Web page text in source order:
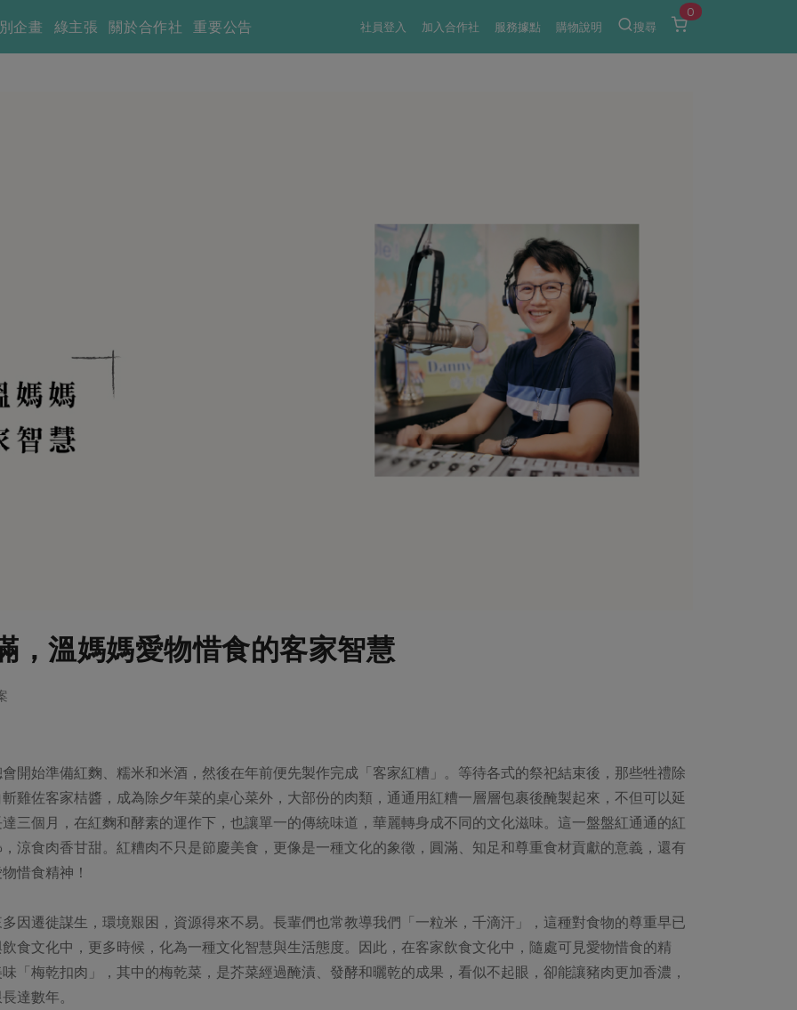
社員登入 加入合作社 服務據點 購物說明 搜尋
0
企畫 綠主張 關於合作社 重要公告
，溫媽媽愛物惜食的客家智慧
開始準備紅麴、糯米和米酒，然後在年前便先製作完成「客家紅糟」。等待各式的祭祀結束後，那些牲禮除
雞佐客家桔醬，成為除夕年菜的桌心菜外，大部份的肉類，通通用紅糟一層層包裹後醃製起來，不但可以延
三個月，在紅麴和酵素的運作下，也讓單一的傳統味道，華麗轉身成不同的文化滋味。這一盤盤紅通通的紅
涼食肉香甘甜。紅糟肉不只是節慶美食，更像是一種文化的象徵，圓滿、知足和尊重食材貢獻的意義，還有
惜食精神！
因遷徙謀生，環境艱困，資源得來不易。長輩們也常教導我們「一粒米，千滴汗」，這種對食物的尊重早已
食文化中，更多時候，化為一種文化智慧與生活態度。因此，在客家飲食文化中，隨處可見愛物惜食的精
「梅乾扣肉」，其中的梅乾菜，是芥菜經過醃漬、發酵和曬乾的成果，看似不起眼，卻能讓豬肉更加香濃，
達數年。